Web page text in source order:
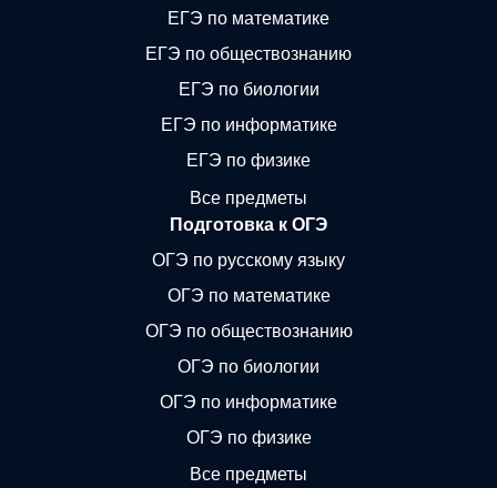
ЕГЭ по математике
ЕГЭ по обществознанию
ЕГЭ по биологии
ЕГЭ по информатике
ЕГЭ по физике
Все предметы
Подготовка к ОГЭ
ОГЭ по русскому языку
ОГЭ по математике
ОГЭ по обществознанию
ОГЭ по биологии
ОГЭ по информатике
ОГЭ по физике
Все предметы